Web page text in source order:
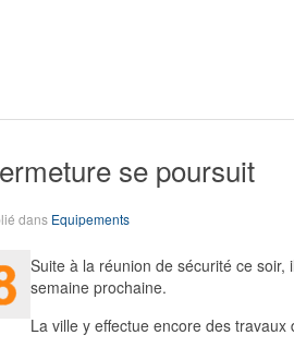
se poursuit
dans Equipements
Suite à la réunion de sécurité ce
semaine prochaine.
La ville y effectue encore des